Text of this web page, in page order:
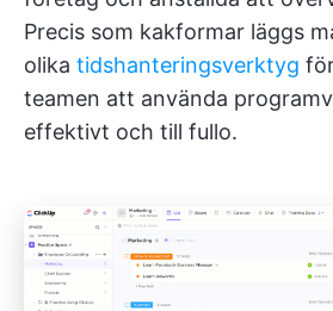
Precis som kakformar läggs
olika tidshanteringsverktyg
teamen att använda
effektivt och till fullo.